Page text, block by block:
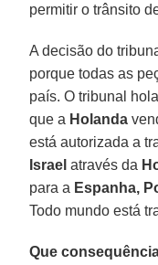
permitir o trânsito
A decisão do
porque todas as
país. O tribunal
que a Holanda
está autorizada a
Israel através da
para a Espanha,
Todo mundo está
Que